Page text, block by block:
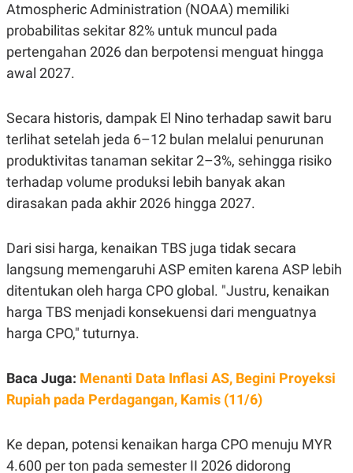
Atmospheric Administration (NOAA) memiliki
probabilitas sekitar 82% untuk muncul pada
pertengahan 2026 dan berpotensi menguat hingga
awal 2027.
Secara historis, dampak El Nino terhadap sawit baru
terlihat setelah jeda 6–12 bulan melalui penurunan
produktivitas tanaman sekitar 2–3%, sehingga risiko
terhadap volume produksi lebih banyak akan
dirasakan pada akhir 2026 hingga 2027.
Dari sisi harga, kenaikan TBS juga tidak secara
langsung memengaruhi ASP emiten karena ASP lebih
ditentukan oleh harga CPO global. "Justru, kenaikan
harga TBS menjadi konsekuensi dari menguatnya
harga CPO," tuturnya.
Baca Juga: Menanti Data Inflasi AS, Begini Proyeksi
Rupiah pada Perdagangan, Kamis (11/6)
Ke depan, potensi kenaikan harga CPO menuju MYR
4.600 per ton pada semester II 2026 didorong